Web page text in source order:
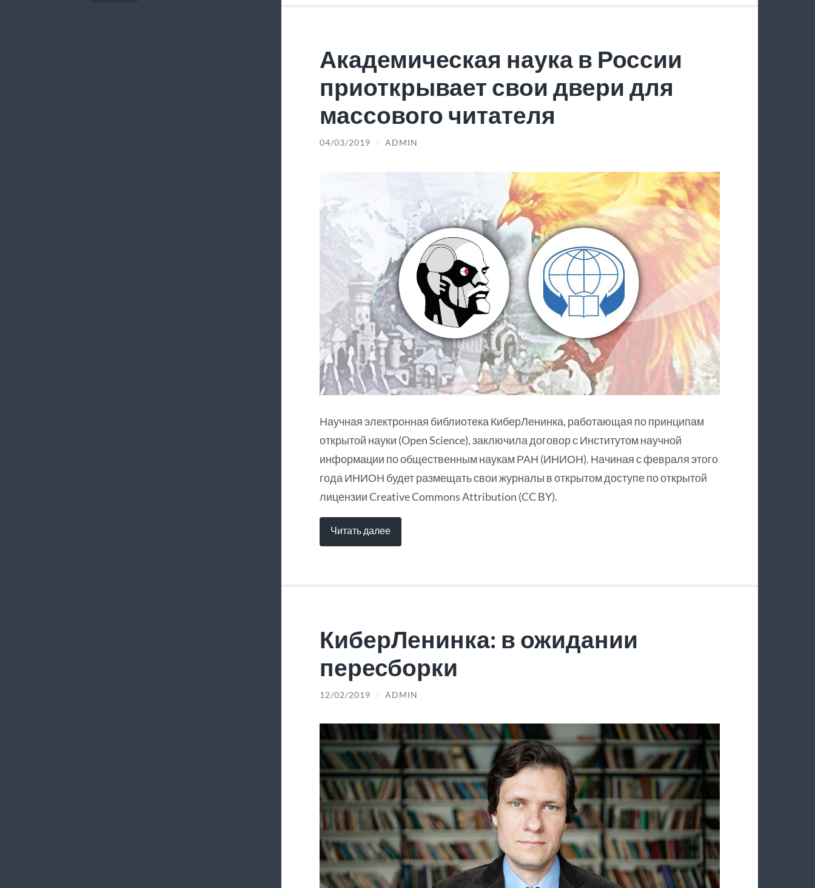
Академическая наука в России
приоткрывает свои двери для
массового читателя
04/03/2019 / ADMIN
Научная электронная библиотека КиберЛенинка, работающая по принципам
открытой науки (Open Science), заключила договор с Институтом научной
информации по общественным наукам РАН (ИНИОН). Начиная с февраля этого
года ИНИОН будет размещать свои журналы в открытом доступе по открытой
лицензии Creative Commons Attribution (CC BY).
Читать далее
КиберЛенинка: в ожидании
пересборки
12/02/2019 / ADMIN